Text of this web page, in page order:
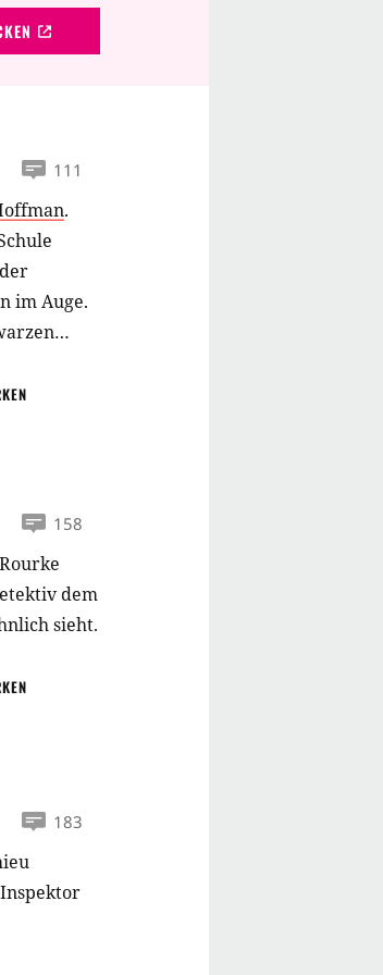
111
.
im Auge.
sie
Story
158
dem
sieht.
183
Inspektor